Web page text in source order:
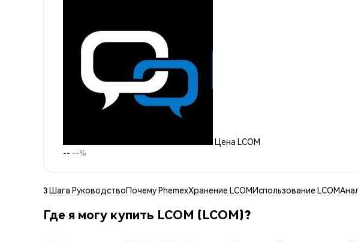
Цена LCOM
-- --%
3 Шага РуководствоПочему PhemexХранение LCOMИспользование LCOM
Где я могу купить LCOM (LCOM)?